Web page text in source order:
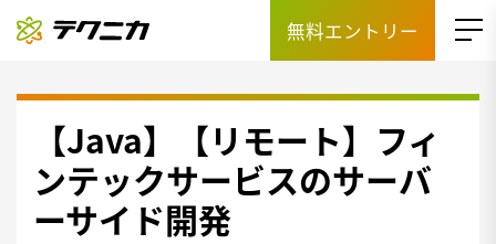
無料エントリー
【Java】【リモート】フィ
ンテックサービスのサーバ
ーサイド開発